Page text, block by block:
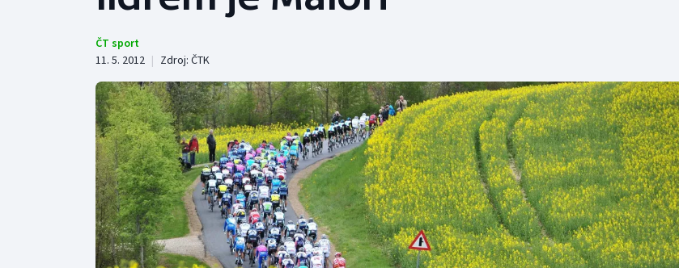
Curling
Florbal
Futsal
Golf
Gymnastika
Olympijské hry
Parasport
Plavání
Plážový volejbal
Vodní slalom
Volejbal
Ostatní
ČT sport
11. 5. 2012 | Zdroj: ČTK